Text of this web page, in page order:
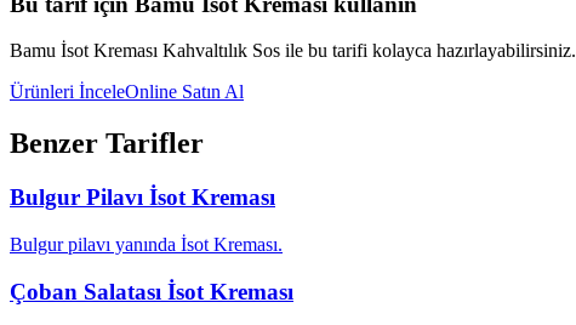
Bamu İsot Kreması Kahvaltılık Sos ile bu tarifi kolayca hazırlayabilirsiniz.
Ürünleri İnceleOnline Satın Al
Benzer Tarifler
Bulgur Pilavı İsot Kreması
Bulgur pilavı yanında İsot Kreması.
Çoban Salatası İsot Kreması